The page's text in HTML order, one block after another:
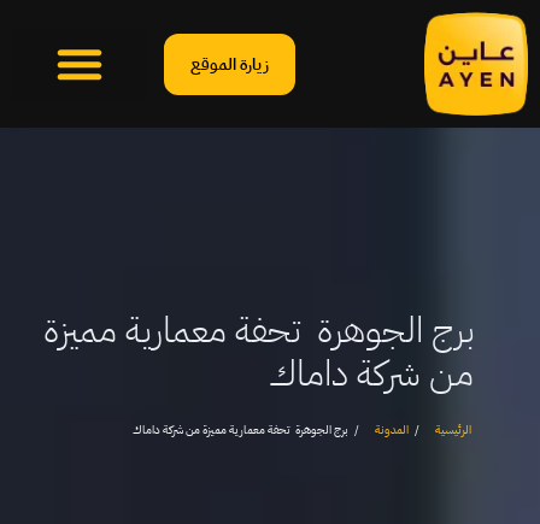
زيارة الموقع
برج الجوهرة تحفة معمارية مميزة
من شركة داماك
الرئيسية المدونة برج الجوهرة تحفة معمارية مميزة من شركة داماك